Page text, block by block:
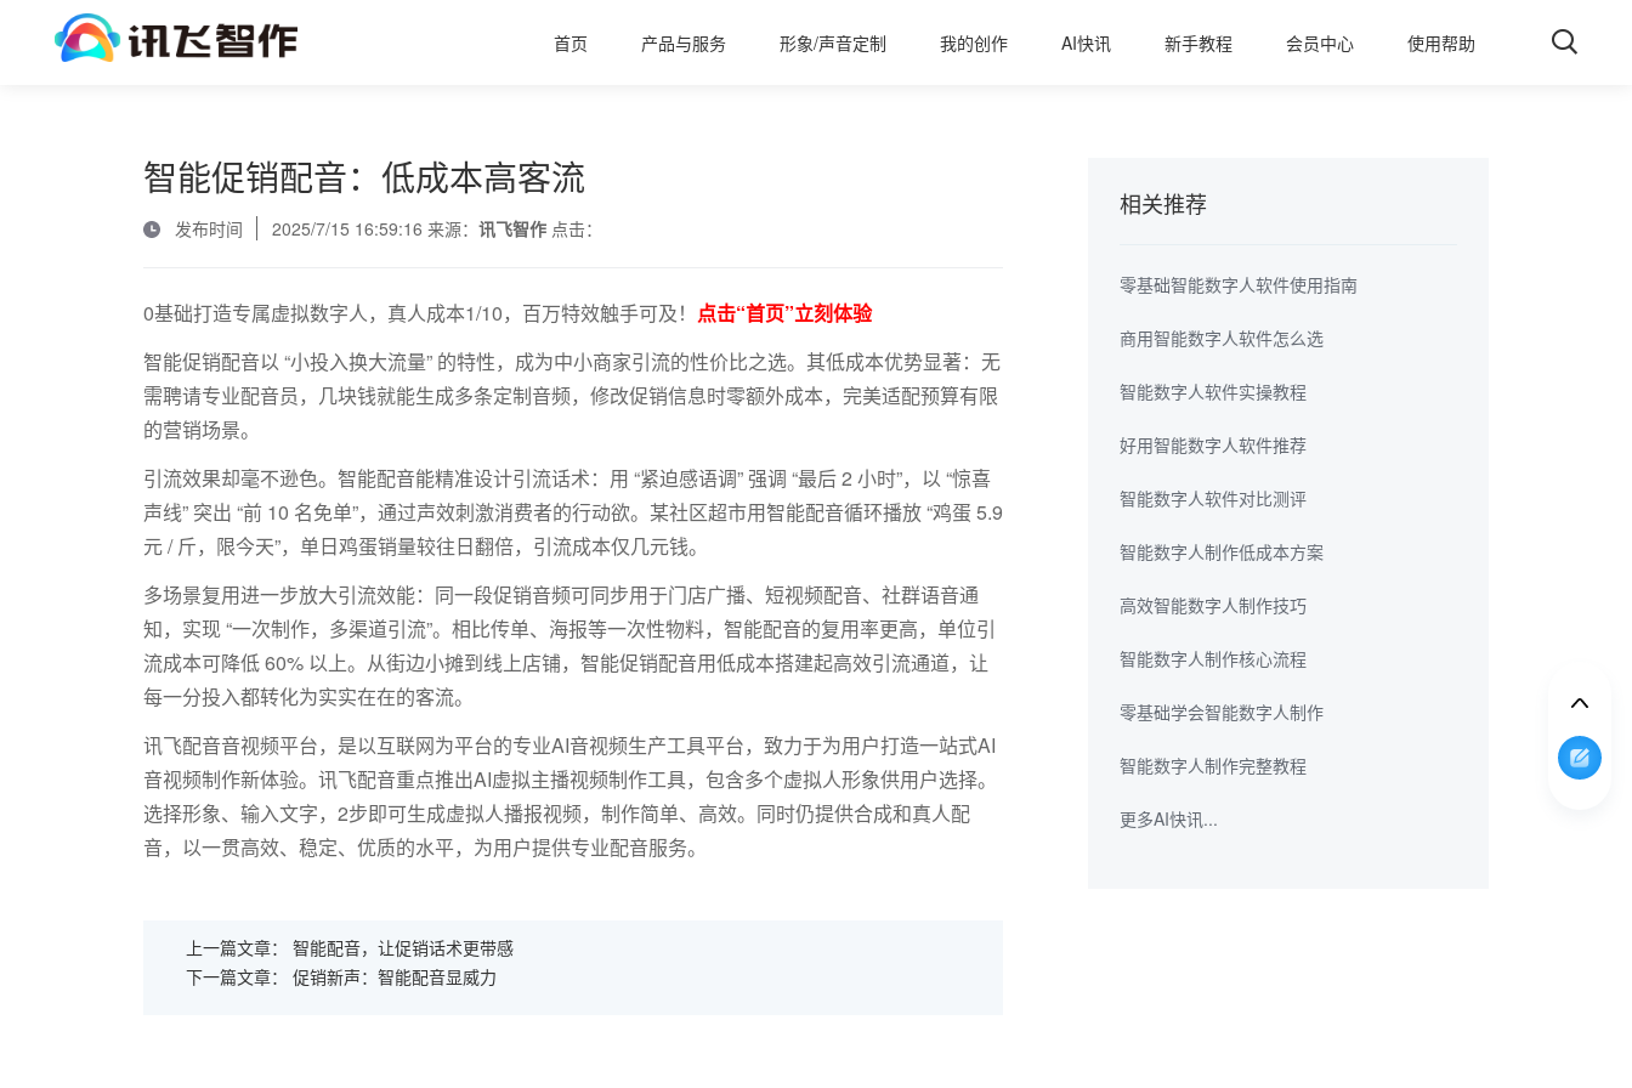
首页 产品与服务 形象/声音定制 我的创作 AI快讯 新手教程 会员中心 使用帮助
智能促销配音：低成本高客流
发布时间 2025/7/15 16:59:16 来源： 讯飞智作点击：
0基础打造专属虚拟数字人，真人成本1/10，百万特效触手可及！ 点击“首页”立刻体验
智能促销配音以 “小投入换大流量” 的特性，成为中小商家引流的性价比之选。其低成本优势显著：无
需聘请专业配音员，几块钱就能生成多条定制音频，修改促销信息时零额外成本，完美适配预算有限
的营销场景。
引流效果却毫不逊色。智能配音能精准设计引流话术：用 “紧迫感语调” 强调 “最后2 小时”，以 “惊喜
声线” 突出 “前 10 名免单”，通过声效刺激消费者的行动欲。某社区超市用智能配音循环播放 “鸡蛋 5.9
元/斤，限今天”，单日鸡蛋销量较往日翻倍，引流成本仅几元钱。
多场景复用进一步放大引流效能：同一段促销音频可同步用于门店广播、短视频配音、社群语音通
知，实现“一次制作，多渠道引流”。相比传单、海报等一次性物料，智能配音的复用率更高，单位引
流成本可降低60% 以上。从街边小摊到线上店铺，智能促销配音用低成本搭建起高效引流通道，让
每一分投入都转化为实实在在的客流。
讯飞配音音视频平台，是以互联网为平台的专业AI音视频生产工具平台，致力于为用户打造一站式AI
音视频制作新体验。讯飞配音重点推出AI虚拟主播视频制作工具，包含多个虚拟人形象供用户选择。
选择形象、输入文字，2步即可生成虚拟人播报视频，制作简单、高效。同时仍提供合成和真人配
音，以一贯高效、稳定、优质的水平，为用户提供专业配音服务。
上一篇文章： 智能配音，让促销话术更带感
下一篇文章： 促销新声：智能配音显威力
相关推荐
零基础智能数字人软件使用指南
商用智能数字人软件怎么选
智能数字人软件实操教程
好用智能数字人软件推荐
智能数字人软件对比测评
智能数字人制作低成本方案
高效智能数字人制作技巧
智能数字人制作核心流程
零基础学会智能数字人制作
智能数字人制作完整教程
更多AI快讯...